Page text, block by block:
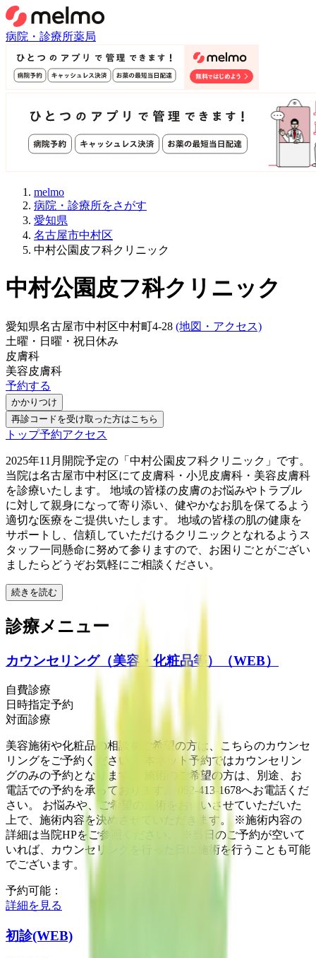
病院・診療所薬局
melmo
病院・診療所をさがす
愛知県
名古屋市中村区
中村公園皮フ科クリニック
中村公園皮フ科クリニック
愛知県名古屋市中村区中村町4-28 (地図・アクセス)
土曜・日曜・祝日 休み
皮膚科
美容皮膚科
予約する
かかりつけ
再診コードを受け取った方はこちら
トップ予約アクセス
2025年11月開院予定の「中村公園皮フ科クリニック」です。
当院は名古屋市中村区にて皮膚科・小児皮膚科・美容皮膚科
を診療いたします。 地域の皆様の皮膚のお悩みやトラブル
に対して親身になって寄り添い、健やかなお肌を保てるよう
適切な医療をご提供いたします。 地域の皆様の肌の健康を
サポートし、信頼していただけるクリニックとなれるようス
タッフ一同懸命に努めて参りますので、お困りごとがござい
ましたらどうぞお気軽にご相談ください。
続きを読む
診療メニュー
カウンセリング（美容・化粧品等）（WEB）
自費診療
日時指定予約
対面診療
美容施術や化粧品の相談をご希望の方は、こちらのカウンセ
リングをご予約ください。 本ネット予約ではカウンセリン
グのみの予約となります。 施術のご希望の方は、別途、お
電話での予約を承っております。 052-413-1678へお電話くだ
さい。 お悩みや、ご希望の施術をお伺いさせていただいた
上で、施術内容を決めさせていただきます。 ※施術内容の
詳細は当院HPをご参照ください。 ※当日のご予約が空いて
いれば、カウンセリングを行った日に施術を行うことも可能
でございます。
予約可能：
詳細を見る
初診(WEB)